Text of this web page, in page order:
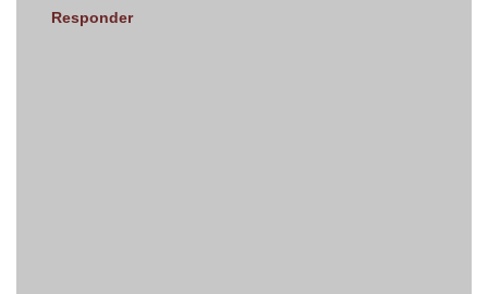
Responder